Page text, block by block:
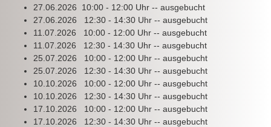
27.06.2026 10:00 - 12:00 Uhr -- ausgebucht
27.06.2026 12:30 - 14:30 Uhr -- ausgebucht
11.07.2026 10:00 - 12:00 Uhr -- ausgebucht
11.07.2026 12:30 - 14:30 Uhr -- ausgebucht
25.07.2026 10:00 - 12:00 Uhr -- ausgebucht
25.07.2026 12:30 - 14:30 Uhr -- ausgebucht
10.10.2026 10:00 - 12:00 Uhr -- ausgebucht
10.10.2026 12:30 - 14:30 Uhr -- ausgebucht
17.10.2026 10:00 - 12:00 Uhr -- ausgebucht
17.10.2026 12:30 - 14:30 Uhr -- ausgebucht